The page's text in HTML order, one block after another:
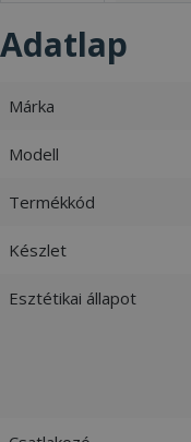
Adatlap
Márka
Modell
Termékkód
Készlet
Esztétikai állapot